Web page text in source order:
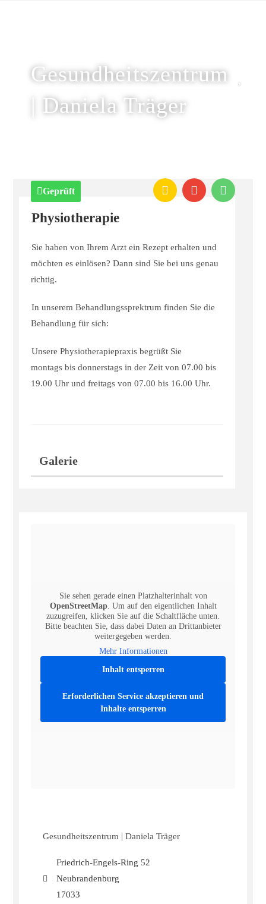
Gesundheitszentrum
| Daniela Träger
Geprüft
Physiotherapie
Sie haben von Ihrem Arzt ein Rezept erhalten und
möchten es einlösen? Dann sind Sie bei uns genau
richtig.
In unserem Behandlungssprektrum finden Sie die
Behandlung für sich:
Unsere Physiotherapiepraxis begrüßt Sie
montags bis donnerstags in der Zeit von 07.00 bis
19.00 Uhr und freitags von 07.00 bis 16.00 Uhr.
Galerie
Sie sehen gerade einen Platzhalterinhalt von
OpenStreetMap. Um auf den eigentlichen Inhalt
zuzugreifen, klicken Sie auf die Schaltfläche unten.
Bitte beachten Sie, dass dabei Daten an Drittanbieter
weitergegeben werden.
Mehr Informationen
Inhalt entsperren
Erforderlichen Service akzeptieren und
Inhalte entsperren
Gesundheitszentrum | Daniela Träger
Friedrich-Engels-Ring 52
Neubrandenburg
17033